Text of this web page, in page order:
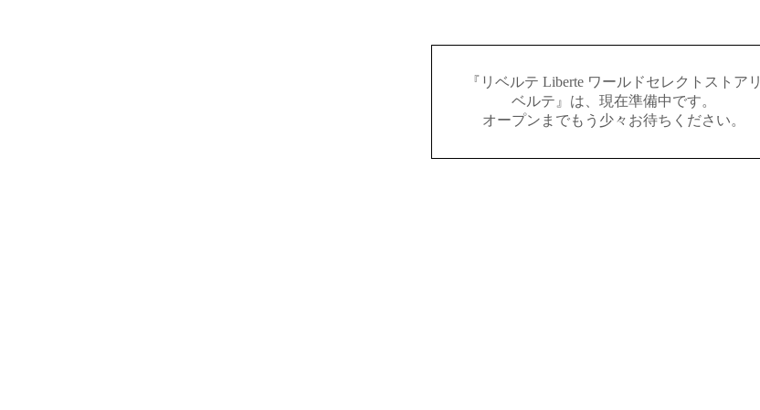
『リベルテ Liberte ワールドセレクトストアリ
ベルテ』は、現在準備中です。
オープンまでもう少々お待ちください。